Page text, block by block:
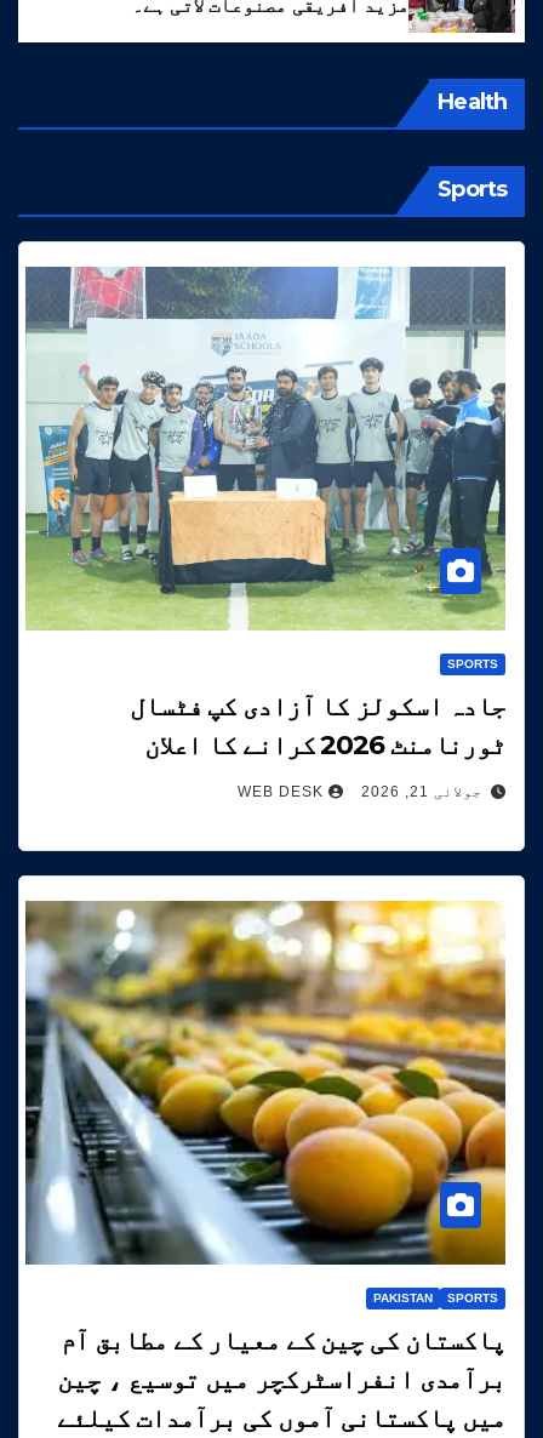
مزید افریقی مصنوعات لاتی ہے۔
Health
Sports
SPORTS
جادہ اسکولز کا آزادی کپ فٹسال
ٹورنامنٹ 2026 کرانے کا اعلان
جولائی 21, 2026 WEB DESK
SPORTS
PAKISTAN
پاکستان کی چین کے معیار کے مطابق آم
برآمدی انفراسٹرکچر میں توسیع ، چین
میں پاکستانی آموں کی برآمدات کیلئے